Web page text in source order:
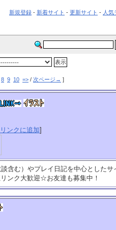
新規登録 - 新着サイト - 更新サイト - 人
8 9 10 => / 次ページ→ ]
ンクに追加]
含む）やプレイ日記を中心とした
ンク大歓迎☆お友達も募集中！